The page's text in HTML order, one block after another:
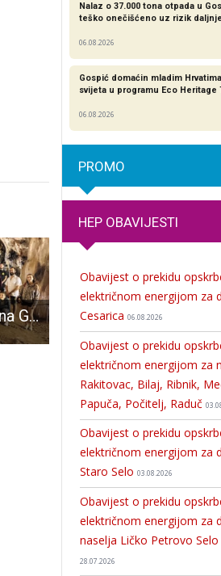
Volonteri stigli na Grabovaču
Nalaz o 37.000 tona otpada u
teško onečišćeno uz rizik
06.08.2026
Gospić domaćin mladim
svijeta u programu Eco Heritage
06.08.2026
PROMO
HEP OBAVIJESTI
Obavijest o prekidu
električnom energijom za
Cesarica 06.08.2026
Obavijest o prekidu
električnom energijom za
Rakitovac, Bilaj, Ribnik,
Papuča, Počitelj, Raduč
Obavijest o prekidu
električnom energijom za
Staro Selo 03.08.2026
Obavijest o prekidu
električnom energijom za
naselja Ličko Petrovo Selo
28.07.2026